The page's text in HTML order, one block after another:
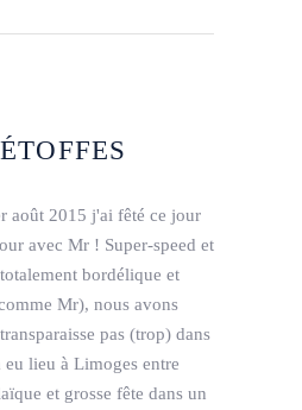
août 2015 j'ai fêté ce jour
avec Mr ! Super-speed et
bordélique et
Mr), nous avons
pas (trop) dans
lieu à Limoges entre
et grosse fête dans un